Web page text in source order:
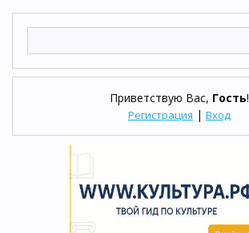
Приветствую Вас, Гость!
Регистрация | Вход